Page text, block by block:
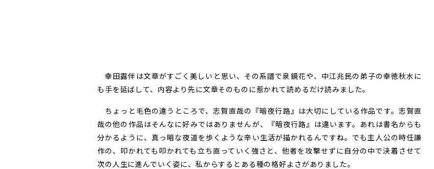
幸田露伴は文章がすごく美しいと思い、その系譜で泉鏡花や、中江兆民の弟子の幸徳秋水に
も手を延ばして、内容より先に文章そのものに惹かれて読めるだけ読みました。
ちょっと毛色の違うところで、志賀直哉の『暗夜行路』は大切にしている作品です。志賀直
哉の他の作品はそんなに好みではありませんが、『暗夜行路』は違います。あれは書名からも
分かるように、真っ暗な夜道を歩くような辛い生活が描かれるんですね。でも主人公の時任謙
作の、叩かれても叩かれても立ち直っていく強さと、他者を攻撃せずに自分の中で決着させて
次の人生に進んでいく姿に、私からするとある種の格好よさがありました。